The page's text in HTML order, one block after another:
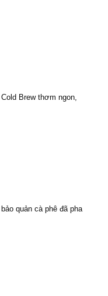
Brew thơm ngon,
quản cà phê đã pha